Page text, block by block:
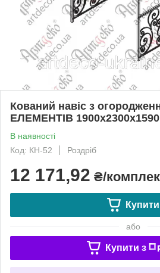
Кований навіс з
ЕЛЕМЕНТІВ 1900х2300х1590
В наявності
Код: КН-52
Роздріб
12 171,92 ₴/
Купити
або
Купити з